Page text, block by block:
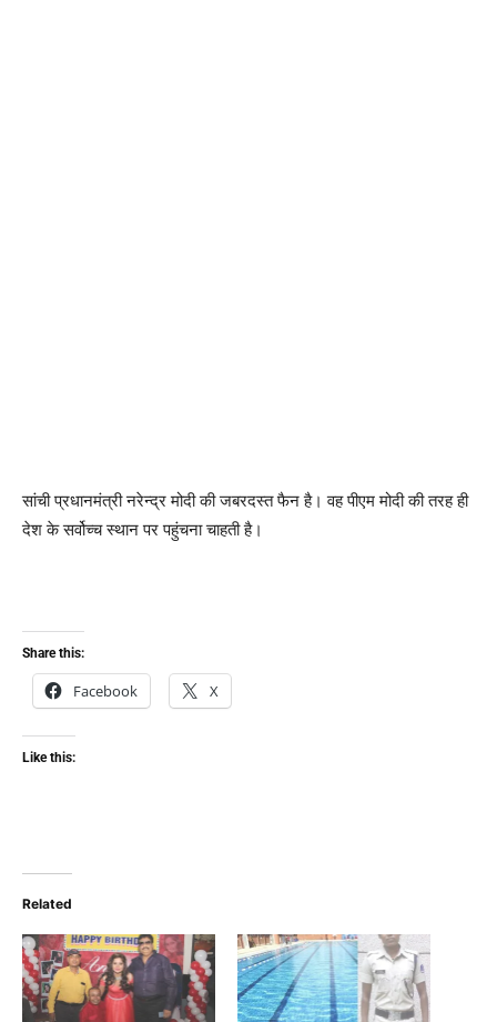
सांची प्रधानमंत्री नरेन्द्र मोदी की जबरदस्‍त फैन है। वह पीएम मोदी की तरह ही
देश के सर्वोच्च स्थान पर पहुंचना चाहती है।
Share this:
Facebook X
Like this:
Related